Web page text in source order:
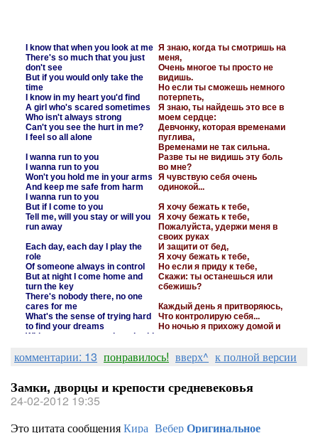
don't see
But if you would only take the
time
I know in my heart you'd find
A girl who's scared sometimes
Who isn't always strong
Can't you see the hurt in me?
I feel so all alone
I wanna run to you
Won't you hold me in your arms
And keep me safe from harm
I wanna run to you
But if I come to you
Tell me, will you stay or will you
run away
Each day, each day I play the
Of someone always in control
But at night I come home and
turn the key
There's nobody there, no one
cares for me
What's the sense of trying hard
to find your dreams
Without someone to share it with
Tell me what does it mean?
I need you here to wipe away my
If you only knew how much...
Очень многое ты просто не
видишь.
Но если ты сможешь немного
потерпеть,
Я знаю, ты найдешь это все в
моем сердце:
Девчонку, которая временами
пуглива,
Временами не так сильна.
Разве ты не видишь эту боль
во мне?
Я чувствую себя очень
одинокой...
Я хочу бежать к тебе,
Пожалуйста, удержи меня в
своих руках
И защити от бед,
Я хочу бежать к тебе,
Но если я приду к тебе,
Скажи: ты останешься или
сбежишь?
Каждый день я притворяюсь,
Но ночью я прихожу домой и
поворачиваю ключ,
Там нет никого, кто бы
отыскать мечты,
Чтоб поцелуем прогонять мои
комментарии: 13 понравилось! вверх^ к полной версии
Замки, дворцы и крепости средневековья
24-02-2012 19:35
Это цитата сообщенияКира_ВеберОригинальное